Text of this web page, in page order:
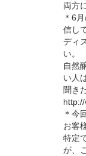
両方
＊6
信し
ディ
い。
自然
い人
聞き
＊今
お客
特定
が、